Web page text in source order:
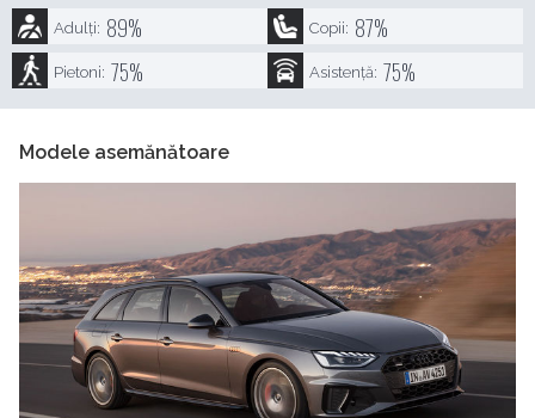
Adulți: 89% Copii: 87%
Pietoni: 75% Asistență: 75%
Modele asemănătoare